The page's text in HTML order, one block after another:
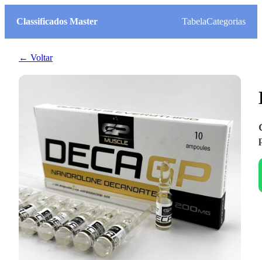
Classificados Master TabelaCategorias
← Voltar